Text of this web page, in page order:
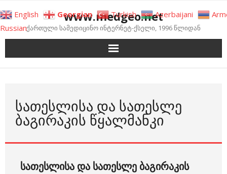
to
content
www.medgeo.net
ქართული სამედიცინო ინტერნეტ-ქსელი, 1996 წლიდან
ᲡᲐᲗᲔᲡᲚᲘᲡᲐ ᲓᲐ ᲡᲐᲗᲔᲡᲚᲔ
ᲑᲐᲒᲘᲠᲐᲙᲘᲡ ᲬᲧᲐᲚᲛᲐᲜᲙᲘ
სათესლისა და სათესლე ბაგირაკის
English Georgian Turkish Azerbaijani
Russian